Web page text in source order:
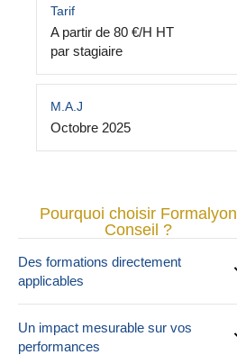
Tarif
A partir de 80 €/H HT
par stagiaire
M.A.J
Octobre 2025
Pourquoi choisir Formalyon
Conseil ?
Des formations directement
applicables
Un impact mesurable sur vos
performances